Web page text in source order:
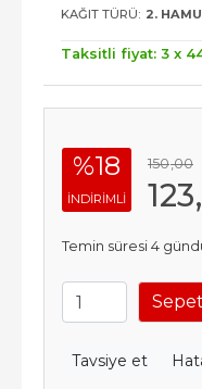
KAĞIT TÜRÜ: 2.
Taksitli fiyat: 3 x
%18
INDIRIMLI
150,00
123
Temin süresi 4
Tavsiye et